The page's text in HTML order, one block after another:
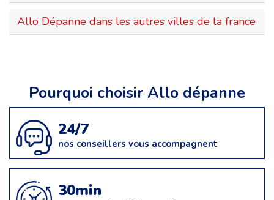
Allo Dépanne dans les autres villes de la france
Pourquoi choisir Allo dépanne
24/7
nos conseillers vous accompagnent
30min